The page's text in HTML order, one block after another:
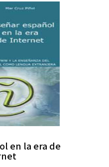
en la era de